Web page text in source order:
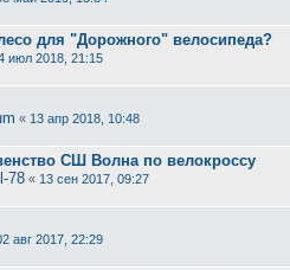
для "Дорожного" велосипеда?
июл 2018, 21:15
« 13 апр 2018, 10:48
СШ Волна по велокроссу
78 « 13 сен 2017, 09:27
авг 2017, 22:29